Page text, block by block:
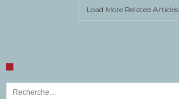
Load More Related Articles
Rechercher :